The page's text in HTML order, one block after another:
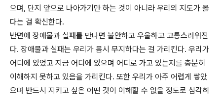
으며, 단지 앞으로 나아가기만 하는 것이 아니라 우리의 지도가 옳
다는 걸 확신한다.
반면에 장애물과 실패를 만나면 불안하고 우울하고 고통스러워진
다. 장애물과 실패는 우리가 몹시 무지하다는 걸 가리킨다. 우리가
어디에 있었고 지금 어디에 있으며 어디로 가고 있는지를 충분히
이해하지 못하고 있음을 가리킨다. 또한 우리가 아주 어렵게 쌓았
으며 반드시 지키고 싶은 어떤 것이 이해할 수 없을 정도로 심각히